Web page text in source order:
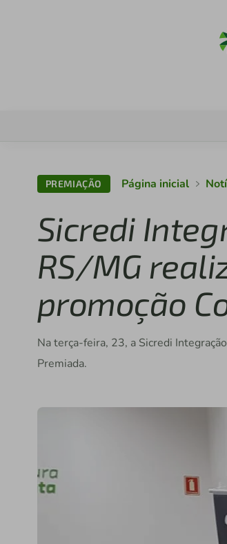
PREMIAÇÃO Página inicial
Sicredi
RS/MG
promoção
Na terça-feira, 23, a Sicredi
Premiada.